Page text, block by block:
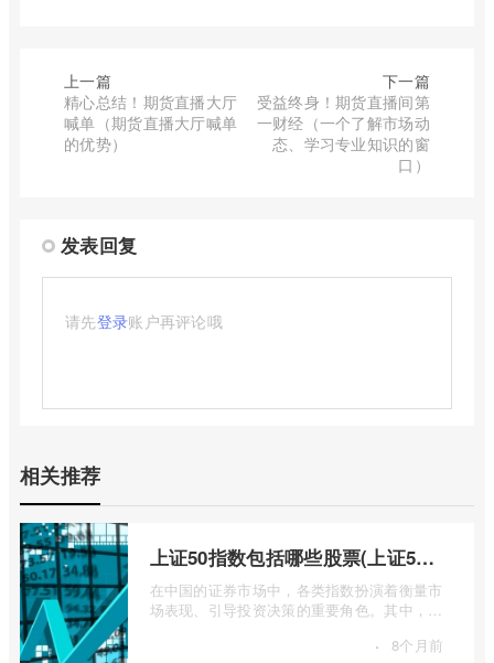
上一篇
精心总结！期货直播大厅
喊单（期货直播大厅喊单
的优势）
下一篇
受益终身！期货直播间第
一财经（一个了解市场动
态、学习专业知识的窗
口）
发表回复
请先登录账户再评论哦
相关推荐
上证50指数包括哪些股票(上证50指数包含哪些股票)
在中国的证券市场中，各类指数扮演着衡量市
场表现、引导投资决策的重要角色。其中，上
· 8个月前